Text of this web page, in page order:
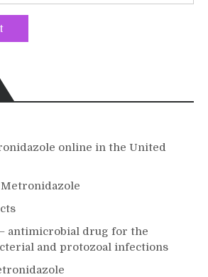
online in the United
antimicrobial drug for the
and protozoal infections